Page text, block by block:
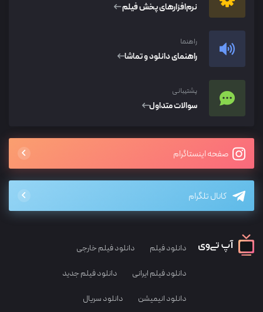
نرم‌افزار‌های پخش فیلم
راهنما
راهنمای دانلود و تماشا
پشتیبانی
سوالات متداول
صفحه اینستاگرام
کانال تلگرام
دانلود فیلم دانلود فیلم خارجی
دانلود فیلم ایرانی دانلود فیلم جدید
دانلود انیمیشن دانلود سریال